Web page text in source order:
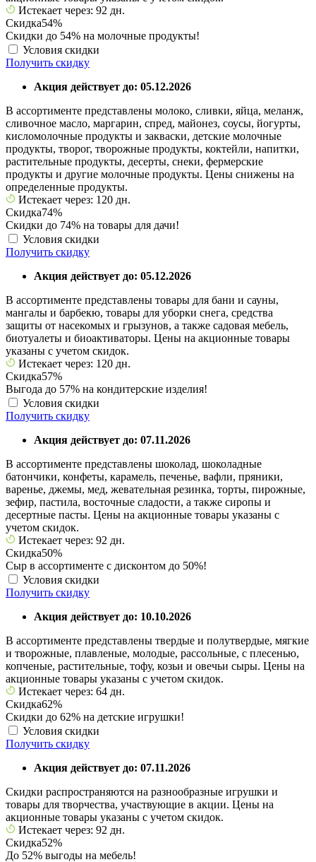
Истекает через: 92 дн.
Скидка54%
Скидки до 54% на молочные продукты!
Условия скидки
Получить скидку
Акция действует до: 05.12.2026
В ассортименте представлены молоко, сливки, яйца, меланж,
сливочное масло, маргарин, спред, майонез, соусы, йогурты,
кисломолочные продукты и закваски, детские молочные
продукты, творог, творожные продукты, коктейли, напитки,
растительные продукты, десерты, снеки, фермерские
продукты и другие молочные продукты. Цены снижены на
определенные продукты.
Истекает через: 120 дн.
Скидка74%
Скидки до 74% на товары для дачи!
Условия скидки
Получить скидку
Акция действует до: 05.12.2026
В ассортименте представлены товары для бани и сауны,
мангалы и барбекю, товары для уборки снега, средства
защиты от насекомых и грызунов, а также садовая мебель,
биотуалеты и биоактиваторы. Цены на акционные товары
указаны с учетом скидок.
Истекает через: 120 дн.
Скидка57%
Выгода до 57% на кондитерские изделия!
Условия скидки
Получить скидку
Акция действует до: 07.11.2026
В ассортименте представлены шоколад, шоколадные
батончики, конфеты, карамель, печенье, вафли, пряники,
варенье, джемы, мед, жевательная резинка, торты, пирожные,
зефир, пастила, восточные сладости, а также сиропы и
десертные пасты. Цены на акционные товары указаны с
учетом скидок.
Истекает через: 92 дн.
Скидка50%
Сыр в ассортименте с дисконтом до 50%!
Условия скидки
Получить скидку
Акция действует до: 10.10.2026
В ассортименте представлены твердые и полутвердые, мягкие
и творожные, плавленые, молодые, рассольные, с плесенью,
копченые, растительные, тофу, козьи и овечьи сыры. Цены на
акционные товары указаны с учетом скидок.
Истекает через: 64 дн.
Скидка62%
Скидки до 62% на детские игрушки!
Условия скидки
Получить скидку
Акция действует до: 07.11.2026
Скидки распространяются на разнообразные игрушки и
товары для творчества, участвующие в акции. Цены на
акционные товары указаны с учетом скидок.
Истекает через: 92 дн.
Скидка52%
До 52% выгоды на мебель!